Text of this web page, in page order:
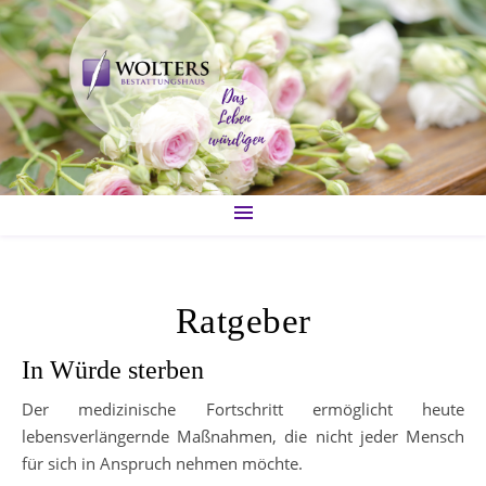
Ratgeber
In Würde sterben
Der medizinische Fortschritt ermöglicht heute
lebensverlängernde Maßnahmen, die nicht jeder Mensch
für sich in Anspruch nehmen möchte.